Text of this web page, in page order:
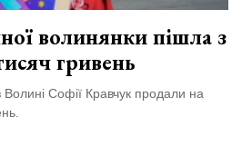
волинянки пішла з
гривень
Софії Кравчук продали на